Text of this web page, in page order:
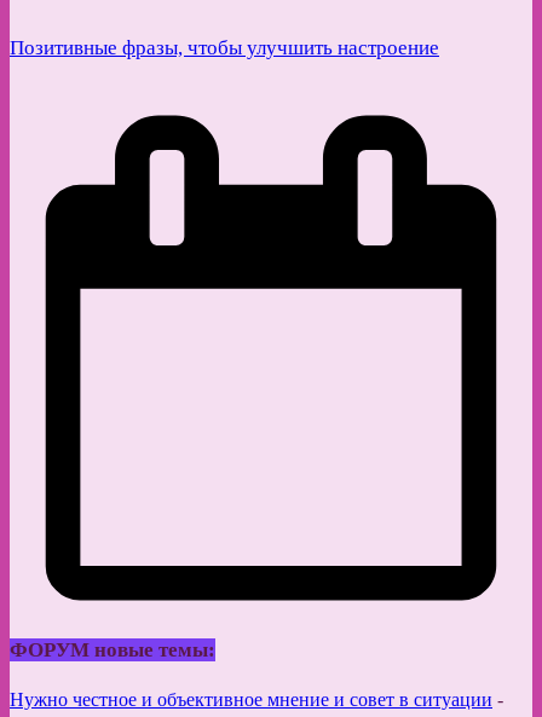
Позитивные фразы, чтобы улучшить настроение
ФОРУМ новые темы:
Нужно честное и объективное мнение и совет в ситуации -